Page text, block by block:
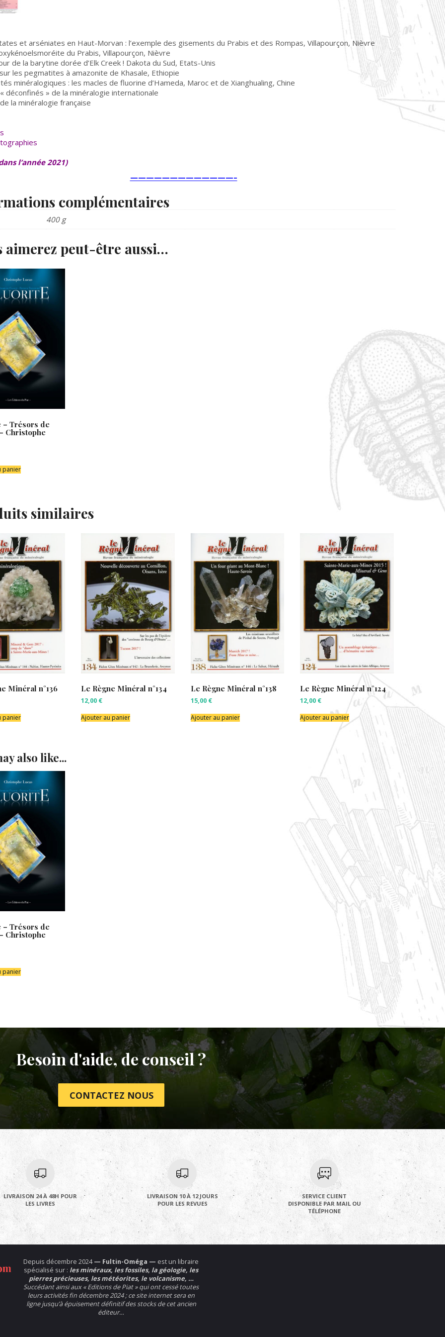
et arséniates en Haut-Morvan : l’exemple des gisements du Prabis et des Rompas, Villapourçon, Nièvre
du Prabis, Villapourçon, Nièvre
de la barytine dorée d’Elk Creek ! Dakota du Sud, Etats-Unis
les pegmatites à amazonite de Khasale, Ethiopie
minéralogiques : les macles de fluorine d’Hameda, Maroc et de Xianghualing, Chine
déconfinés » de la minéralogie internationale
la minéralogie française
l’année 2021)
—————————————–
complémentaires
400 g
aimerez peut-être aussi…
Trésors de
Christophe
panier
similaires
Minéral n°136
panier
Le Règne Minéral n°134
12,00 €
Ajouter au panier
Le Règne Minéral n°138
15,00 €
Ajouter au panier
Le Règne Minéral n°124
12,00 €
Ajouter au panier
also like...
Trésors de
Christophe
panier
Besoin d'aide, de conseil ?
CONTACTEZ NOUS
LIVRAISON 24 À 48H POUR
LES LIVRES
LIVRAISON 10 À 12 JOURS
POUR LES REVUES
SERVICE CLIENT
DISPONIBLE PAR MAIL OU
TÉLÉPHONE
Depuis décembre 2024— Fultin-Oméga — est un libraire
spécialisé sur : les minéraux, les fossiles, la géologie, les
pierres précieuses, les météorites, le volcanisme, …
Succédant ainsi aux « Editions de Piat » qui ont cessé toutes
leurs activités fin décembre 2024 ; ce site internet sera en
ligne jusqu’à épuisement définitif des stocks de cet ancien
éditeur…